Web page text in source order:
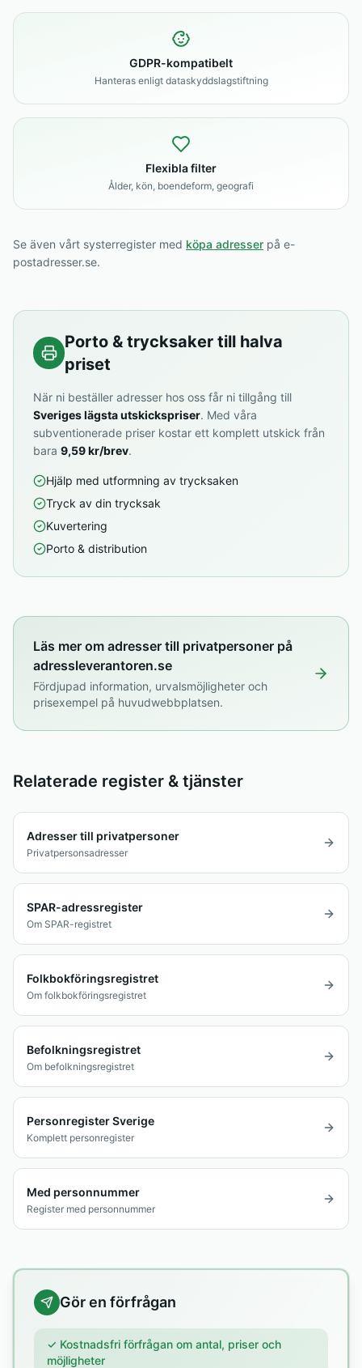
GDPR-kompatibelt
Hanteras enligt dataskyddslagstiftning
Flexibla filter
Ålder, kön, boendeform, geografi
Se även vårt systerregister med köpa adresser på e-
postadresser.se.
Porto & trycksaker till halva
priset
När ni beställer adresser hos oss får ni tillgång till
Sveriges lägsta utskickspriser. Med våra
subventionerade priser kostar ett komplett utskick från
bara 9,59 kr/brev.
Hjälp med utformning av trycksaken
Tryck av din trycksak
Kuvertering
Porto & distribution
Läs mer om adresser till privatpersoner på
adressleverantoren.se
Fördjupad information, urvalsmöjligheter och
prisexempel på huvudwebbplatsen.
Relaterade register & tjänster
Adresser till privatpersoner
Privatpersonsadresser
SPAR-adressregister
Om SPAR-registret
Folkbokföringsregistret
Om folkbokföringsregistret
Befolkningsregistret
Om befolkningsregistret
Personregister Sverige
Komplett personregister
Med personnummer
Register med personnummer
Gör en förfrågan
✓ Kostnadsfri förfrågan om antal, priser och
möjligheter